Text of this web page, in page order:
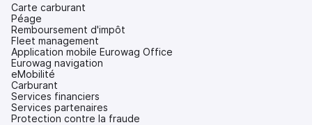
Carte carburant
Péage
Remboursement d'impôt
Fleet management
Application mobile Eurowag Office
Eurowag navigation
eMobilité
Carburant
Services financiers
Services partenaires
Protection contre la fraude